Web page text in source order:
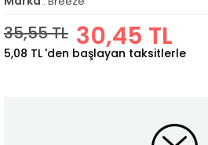
35,55 TL 30,45 TL
5,08 TL 'den başlayan taksitlerle